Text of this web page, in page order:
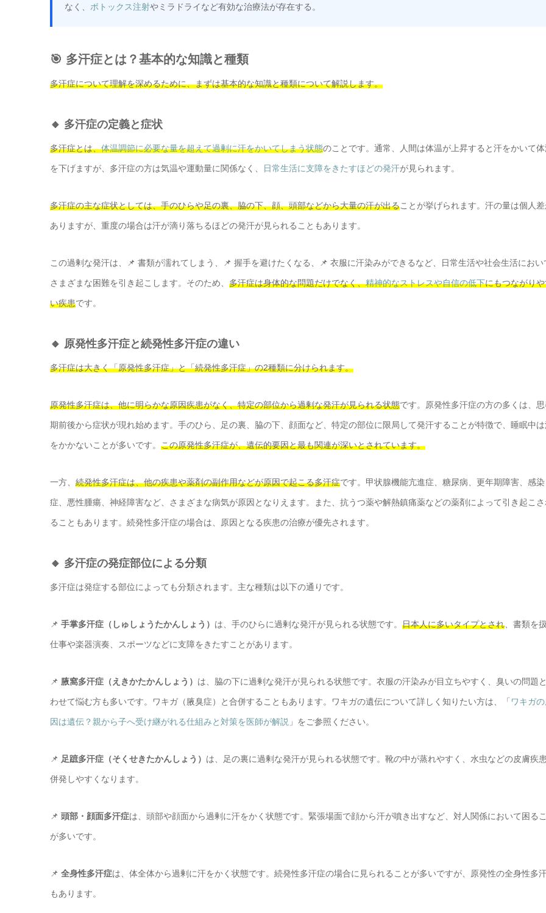
なく、 ボトックス注射やミラドライなど有効な治療法が存在する。
🎯 多汗症とは？基本的な知識と種類
多汗症について理解を深めるために、まずは基本的な知識と種類について解説します。
🔸 多汗症の定義と症状
多汗症とは、体温調節に必要な量を超えて過剰に汗をかいてしまう状態のことです。通常、人間は体温が上昇すると汗をかいて体
を下げますが、多汗症の方は気温や運動量に関係なく、 日常生活に支障をきたすほどの発汗が見られます。
多汗症の主な症状としては、手のひらや足の裏、脇の下、顔、頭部などから大量の汗が出ることが挙げられます。汗の量は個人
ありますが、重度の場合は汗が滴り落ちるほどの発汗が見られることもあります。
この過剰な発汗は、📌 書類が濡れてしまう、📌 握手を避けたくなる、📌 衣服に汗染みができるなど、日常生活や社会生活におい
さまざまな困難を引き起こします。そのため、 多汗症は身体的な問題だけでなく、精神的なストレスや自信の低下にもつながり
い疾患です。
🔸 原発性多汗症と続発性多汗症の違い
多汗症は大きく「原発性多汗症」と「続発性多汗症」の2種類に分けられます。
原発性多汗症は、他に明らかな原因疾患がなく、特定の部位から過剰な発汗が見られる状態です。原発性多汗症の方の多くは、思
期前後から症状が現れ始めます。手のひら、足の裏、脇の下、顔面など、特定の部位に限局して発汗することが特徴で、睡眠中
をかかないことが多いです。 この原発性多汗症が、遺伝的要因と最も関連が深いとされています。
一方、 続発性多汗症は、他の疾患や薬剤の副作用などが原因で起こる多汗症です。甲状腺機能亢進症、糖尿病、更年期障害、感染
症、悪性腫瘍、神経障害など、さまざまな病気が原因となりえます。また、抗うつ薬や解熱鎮痛薬などの薬剤によって引き起こ
ることもあります。続発性多汗症の場合は、原因となる疾患の治療が優先されます。
🔸 多汗症の発症部位による分類
多汗症は発症する部位によっても分類されます。主な種類は以下の通りです。
📌 手掌多汗症（しゅしょうたかんしょう） は、手のひらに過剰な発汗が見られる状態です。 日本人に多いタイプとされ 、書類を
仕事や楽器演奏、スポーツなどに支障をきたすことがあります。
📌 腋窩多汗症（えきかたかんしょう） は、脇の下に過剰な発汗が見られる状態です。衣服の汗染みが目立ちやすく、臭いの問題
わせて悩む方も多いです。ワキガ（腋臭症）と合併することもあります。ワキガの遺伝について詳しく知りたい方は、「 ワキガ
因は遺伝？親から子へ受け継がれる仕組みと対策を医師が解説 」をご参照ください。
📌 足蹠多汗症（そくせきたかんしょう） は、足の裏に過剰な発汗が見られる状態です。靴の中が蒸れやすく、水虫などの皮膚疾
併発しやすくなります。
📌 頭部・顔面多汗症は、頭部や顔面から過剰に汗をかく状態です。緊張場面で顔から汗が噴き出すなど、対人関係において困る
が多いです。
📌 全身性多汗症は、体全体から過剰に汗をかく状態です。続発性多汗症の場合に見られることが多いですが、原発性の全身性多
もあります。